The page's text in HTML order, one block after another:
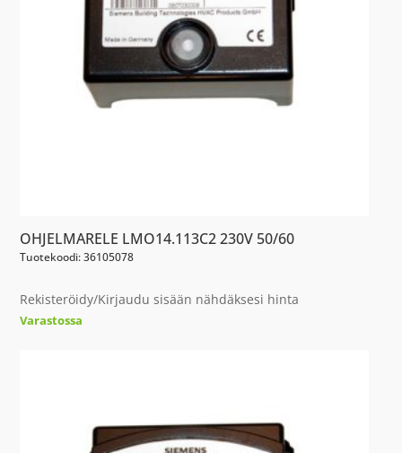
OHJELMARELE LMO14.113C2 230V 50/60
Tuotekoodi: 36105078
Rekisteröidy/Kirjaudu sisään nähdäksesi hinta
Varastossa